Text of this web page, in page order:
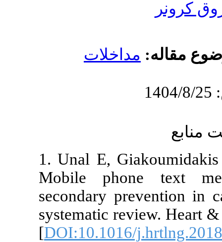
1. Unal E,
Mobile
secondary
systematic
[